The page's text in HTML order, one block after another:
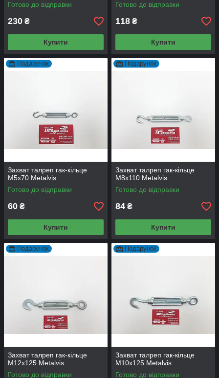
Готово до відправки
230 ₴
Купити
Готово до відправки
118 ₴
Купити
Подарунок
Захват талреп гак-кільце
М5х70 Metalvis
Готово до відправки
60 ₴
Купити
Подарунок
Захват талреп гак-кільце
М8х110 Metalvis
Готово до відправки
84 ₴
Купити
Подарунок
Захват талреп гак-кільце
М12х125 Metalvis
Готово до відправки
Подарунок
Захват талреп гак-кільце
М10х125 Metalvis
Готово до відправки